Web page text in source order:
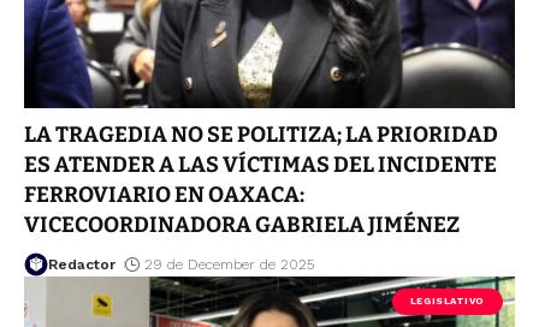
LA TRAGEDIA NO SE POLITIZA; LA PRIORIDAD
ES ATENDER A LAS VÍCTIMAS DEL INCIDENTE
FERROVIARIO EN OAXACA:
VICECOORDINADORA GABRIELA JIMÉNEZ
Redactor 29 de December de 2025
LEGISLATIVO